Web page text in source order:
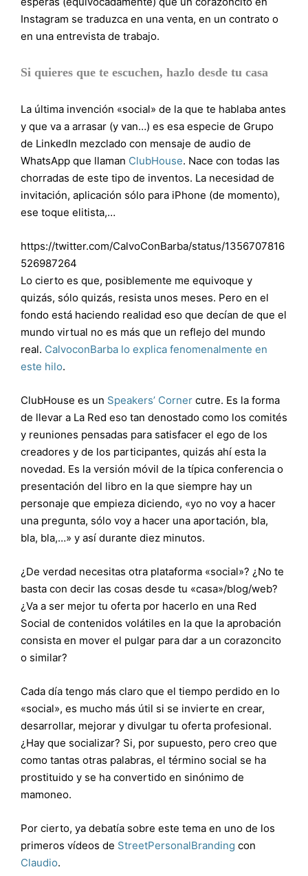
Instagram se traduzca en una venta, en un contrato o
en una entrevista de trabajo.
Si quieres que te escuchen, hazlo desde tu casa
La última invención «social» de la que te hablaba antes
y que va a arrasar (y van…) es esa especie de Grupo
de LinkedIn mezclado con mensaje de audio de
WhatsApp que llaman ClubHouse. Nace con todas las
chorradas de este tipo de inventos. La necesidad de
invitación, aplicación sólo para iPhone (de momento),
ese toque elitista,…
https://twitter.com/CalvoConBarba/status/1356707816
526987264
Lo cierto es que, posiblemente me equivoque y
quizás, sólo quizás, resista unos meses. Pero en el
fondo está haciendo realidad eso que decían de que el
mundo virtual no es más que un reflejo del mundo
real. CalvoconBarba lo explica fenomenalmente en
este hilo.
ClubHouse es un Speakers’ Corner cutre. Es la forma
de llevar a La Red eso tan denostado como los comités
y reuniones pensadas para satisfacer el ego de los
creadores y de los participantes, quizás ahí esta la
novedad. Es la versión móvil de la típica conferencia o
presentación del libro en la que siempre hay un
personaje que empieza diciendo, «yo no voy a hacer
una pregunta, sólo voy a hacer una aportación, bla,
bla, bla,…» y así durante diez minutos.
¿De verdad necesitas otra plataforma «social»? ¿No te
basta con decir las cosas desde tu «casa»/blog/web?
¿Va a ser mejor tu oferta por hacerlo en una Red
Social de contenidos volátiles en la que la aprobación
consista en mover el pulgar para dar a un corazoncito
o similar?
Cada día tengo más claro que el tiempo perdido en lo
«social», es mucho más útil si se invierte en crear,
desarrollar, mejorar y divulgar tu oferta profesional.
¿Hay que socializar? Si, por supuesto, pero creo que
como tantas otras palabras, el término social se ha
prostituido y se ha convertido en sinónimo de
mamoneo.
Por cierto, ya debatía sobre este tema en uno de los
primeros vídeos de StreetPersonalBranding con
Claudio.